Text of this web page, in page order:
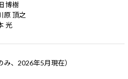
博樹
原 頂之
光
、2026年5月現在）